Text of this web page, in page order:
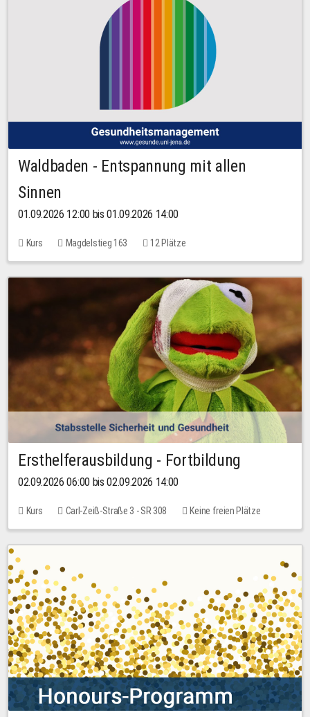
Waldbaden - Entspannung mit allen
Sinnen
01.09.2026 12:00 bis 01.09.2026 14:00
Kurs Magdelstieg 163 12 Plätze
Ersthelferausbildung - Fortbildung
02.09.2026 06:00 bis 02.09.2026 14:00
Kurs Carl-Zeiß-Straße 3 - SR 308 Keine freien Plätze